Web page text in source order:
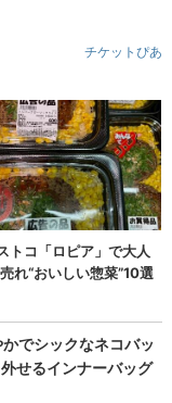
チケットぴあ